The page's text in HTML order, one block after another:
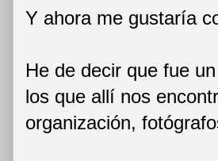
Y ahora me gustaría
He de decir que fue
los que allí nos
organización,